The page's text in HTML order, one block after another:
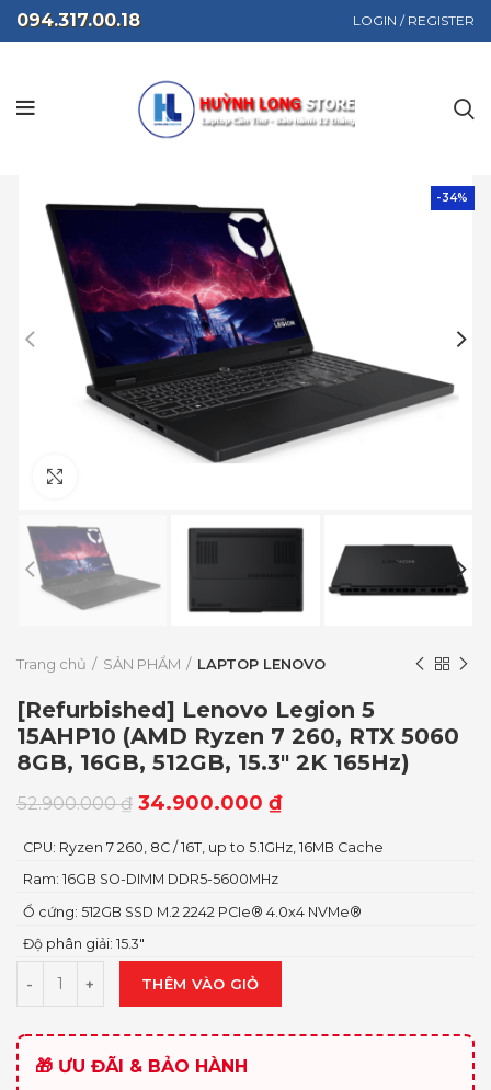
094.317.00.18 LOGIN / REGISTER
-34%
Trang chủ SẢN PHẨM LAPTOP LENOVO
[Refurbished] Lenovo Legion 5
15AHP10 (AMD Ryzen 7 260, RTX 5060
8GB, 16GB, 512GB, 15.3″ 2K 165Hz)
52.900.000₫ 34.900.000 ₫
CPU: Ryzen 7 260, 8C / 16T, up to 5.1GHz, 16MB Cache
Ram: 16GB SO-DIMM DDR5-5600MHz
Ổ cứng: 512GB SSD M.2 2242 PCIe® 4.0x4 NVMe®
Độ phân giải: 15.3"
THÊM VÀO GIỎ
🎁 ƯU ĐÃI & BẢO HÀNH